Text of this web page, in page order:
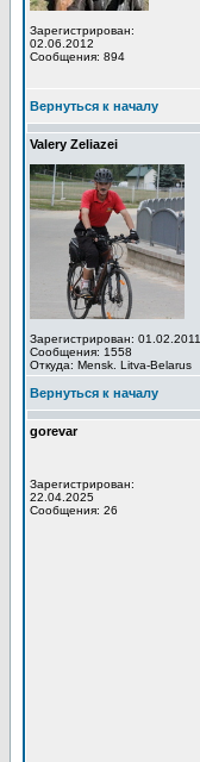
Зарегистрирован:
02.06.2012
Сообщения: 894
Вернуться к началу
Valery Zeliazei
Зарегистрирован: 01.02.2011
Сообщения: 1558
Откуда: Mensk. Litva-Belarus
Вернуться к началу
gorevar
Зарегистрирован:
22.04.2025
Сообщения: 26